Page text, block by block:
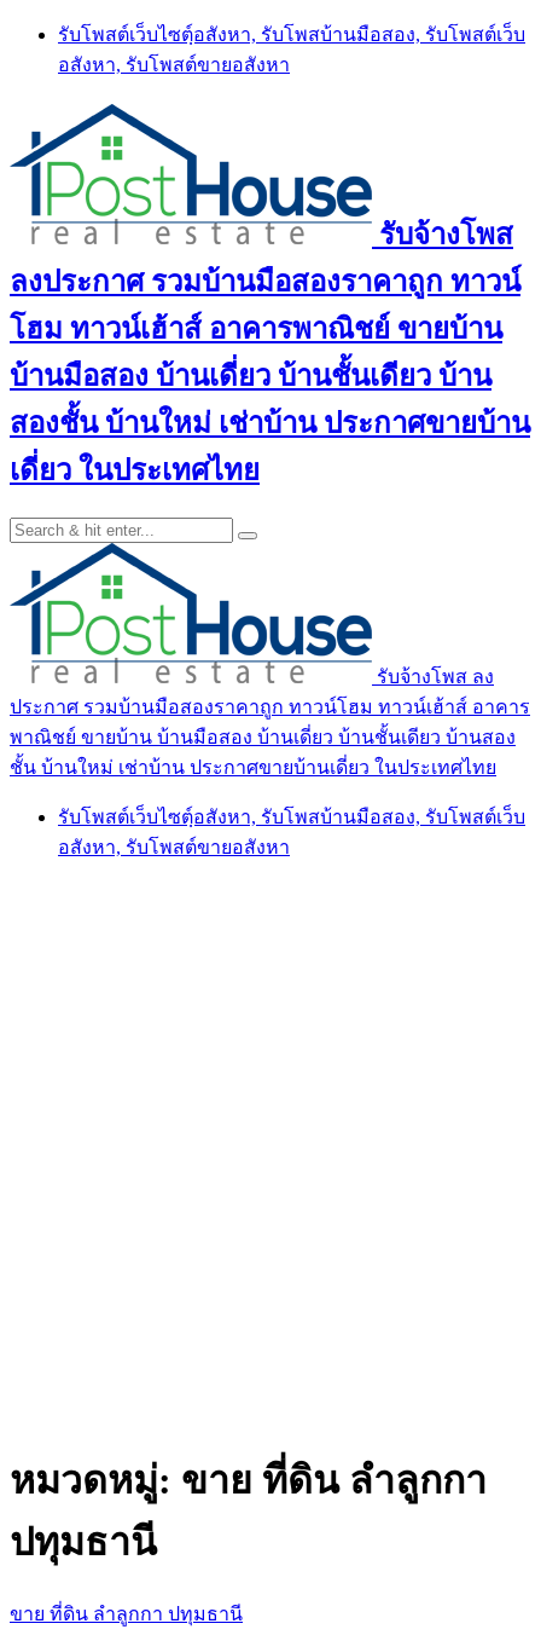
Skip
content
รับโพสต์เว็บไซตฺ์อสังหา, รับโพสบ้านมือสอง, รับโพสต์เว็บ
อสังหา, รับโพสต์ขายอสังหา
รับจ้างโพส
ลงประกาศ รวมบ้านมือสองราคาถูก ทาวน์
โฮม ทาวน์เฮ้าส์ อาคารพาณิชย์ ขายบ้าน
บ้านมือสอง บ้านเดี่ยว บ้านชั้นเดียว บ้าน
สองชั้น บ้านใหม่ เช่าบ้าน ประกาศขายบ้าน
เดี่ยว ในประเทศไทย
รับจ้างโพส ลง
ประกาศ รวมบ้านมือสองราคาถูก ทาวน์โฮม ทาวน์เฮ้าส์ อาคาร
พาณิชย์ ขายบ้าน บ้านมือสอง บ้านเดี่ยว บ้านชั้นเดียว บ้านสอง
ชั้น บ้านใหม่ เช่าบ้าน ประกาศขายบ้านเดี่ยว ในประเทศไทย
รับโพสต์เว็บไซตฺ์อสังหา, รับโพสบ้านมือสอง, รับโพสต์เว็บ
อสังหา, รับโพสต์ขายอสังหา
หมวดหมู่: ขาย ที่ดิน ลำลูกกา
ปทุมธานี
ขาย ที่ดิน ลำลูกกา ปทุมธานี